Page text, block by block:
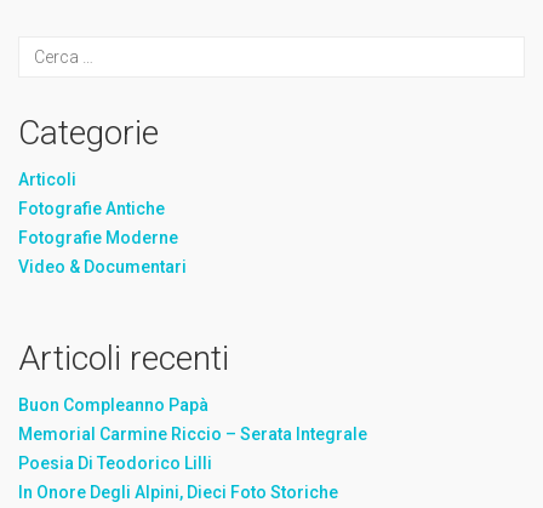
Categorie
Articoli
Fotografie Antiche
Fotografie Moderne
Video & Documentari
Articoli recenti
Buon Compleanno Papà
Memorial Carmine Riccio – Serata Integrale
Poesia Di Teodorico Lilli
In Onore Degli Alpini, Dieci Foto Storiche